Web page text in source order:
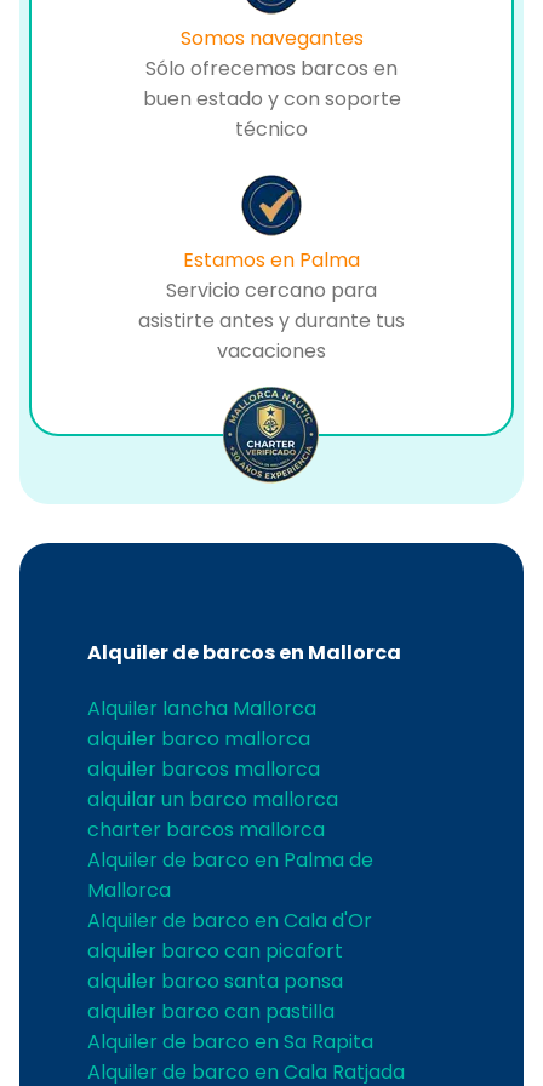
Somos navegantes
Sólo ofrecemos barcos en
buen estado y con soporte
técnico
Estamos en Palma
Servicio cercano para
asistirte antes y durante tus
vacaciones
Alquiler de barcos en Mallorca
Alquiler lancha Mallorca
alquiler barco mallorca
alquiler barcos mallorca
alquilar un barco mallorca
charter barcos mallorca
Alquiler de barco en Palma de
Mallorca
Alquiler de barco en Cala d'Or
alquiler barco can picafort
alquiler barco santa ponsa
alquiler barco can pastilla
Alquiler de barco en Sa Rapita
Alquiler de barco en Cala Ratjada